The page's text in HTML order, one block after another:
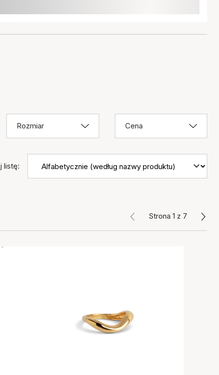
Rozmiar Cena
listę:
Strona 1 z 7